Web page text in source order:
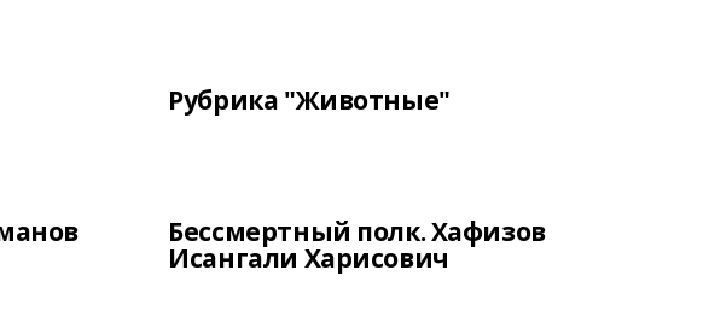
Рубрика "Животные"
Бессмертный полк. Хафизов
Исангали Харисович